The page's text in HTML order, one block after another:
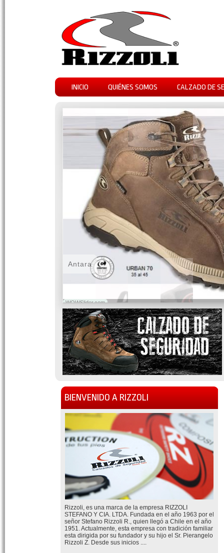
INICIO QUIÉNES SOMOS CALZADO DE
WOWSlider.com
Antara
BIENVENIDO A RIZZOLI
Rizzoli, es una marca de la empresa RIZZOLI
STEFANO Y CIA. LTDA. Fundada en el año 1963 por el
señor Stefano Rizzoli R., quien llegó a Chile en el año
1951. Actualmente, esta empresa con tradición familiar
esta dirigida por su fundador y su hijo el Sr. Pierangelo
Rizzoli Z. Desde sus inicios ....